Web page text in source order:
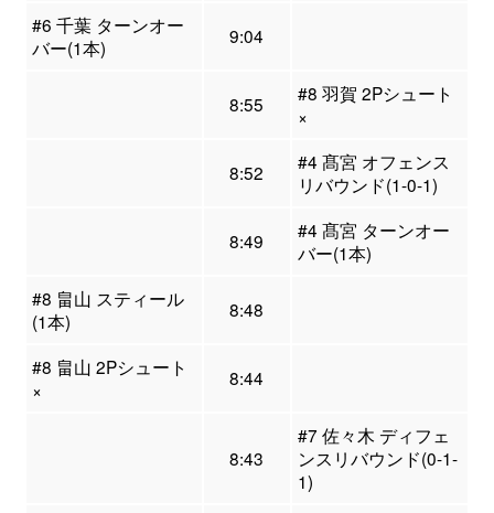
#6 千葉 ターンオー
バー(1本)
9:04
8:55
#8 羽賀 2Pシュート
×
8:52
#4 髙宮 オフェンス
リバウンド(1-0-1)
8:49
#4 髙宮 ターンオー
バー(1本)
#8 畠山 スティール
(1本)
8:48
#8 畠山 2Pシュート
×
8:44
8:43
#7 佐々木 ディフェ
ンスリバウンド(0-1-
1)